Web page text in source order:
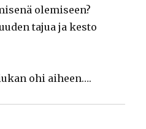
olemiseen?
tajua ja kesto
ohi aiheen….